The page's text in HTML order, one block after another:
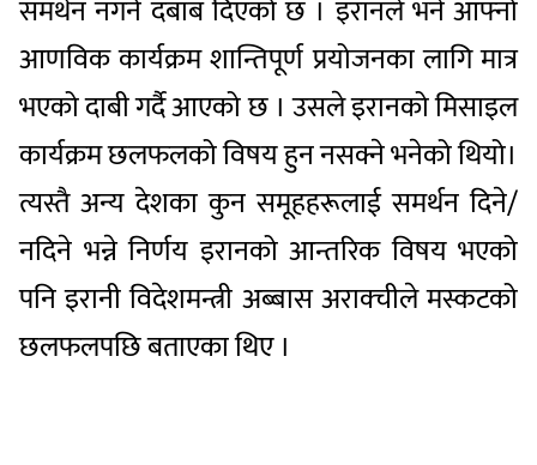
समर्थन नगर्न दबाब दिएको छ । इरानले भने आफ्नो
आणविक कार्यक्रम शान्तिपूर्ण प्रयोजनका लागि मात्र
भएको दाबी गर्दै आएको छ । उसले इरानको मिसाइल
कार्यक्रम छलफलको विषय हुन नसक्ने भनेको थियो।
त्यस्तै अन्य देशका कुन समूहहरूलाई समर्थन दिने/
नदिने भन्ने निर्णय इरानको आन्तरिक विषय भएको
पनि इरानी विदेशमन्त्री अब्बास अराक्चीले मस्कटको
छलफलपछि बताएका थिए ।